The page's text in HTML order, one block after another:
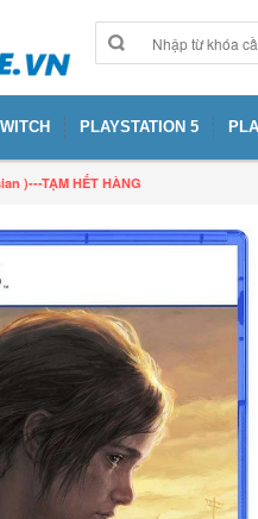
PLAYSTATION 5
)---TẠM HẾT HÀNG